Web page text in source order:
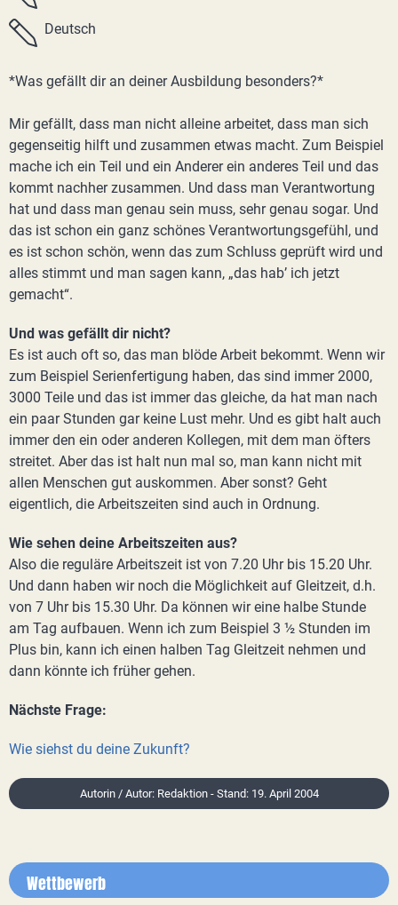
Deutsch
*Was gefällt dir an deiner Ausbildung besonders?*
Mir gefällt, dass man nicht alleine arbeitet, dass man sich
gegenseitig hilft und zusammen etwas macht. Zum Beispiel
mache ich ein Teil und ein Anderer ein anderes Teil und das
kommt nachher zusammen. Und dass man Verantwortung
hat und dass man genau sein muss, sehr genau sogar. Und
das ist schon ein ganz schönes Verantwortungsgefühl, und
es ist schon schön, wenn das zum Schluss geprüft wird und
alles stimmt und man sagen kann, „das hab’ ich jetzt
gemacht“.
Und was gefällt dir nicht?
Es ist auch oft so, das man blöde Arbeit bekommt. Wenn wir
zum Beispiel Serienfertigung haben, das sind immer 2000,
3000 Teile und das ist immer das gleiche, da hat man nach
ein paar Stunden gar keine Lust mehr. Und es gibt halt auch
immer den ein oder anderen Kollegen, mit dem man öfters
streitet. Aber das ist halt nun mal so, man kann nicht mit
allen Menschen gut auskommen. Aber sonst? Geht
eigentlich, die Arbeitszeiten sind auch in Ordnung.
Wie sehen deine Arbeitszeiten aus?
Also die reguläre Arbeitszeit ist von 7.20 Uhr bis 15.20 Uhr.
Und dann haben wir noch die Möglichkeit auf Gleitzeit, d.h.
von 7 Uhr bis 15.30 Uhr. Da können wir eine halbe Stunde
am Tag aufbauen. Wenn ich zum Beispiel 3 ½ Stunden im
Plus bin, kann ich einen halben Tag Gleitzeit nehmen und
dann könnte ich früher gehen.
Nächste Frage:
Wie siehst du deine Zukunft?
Autorin / Autor: Redaktion - Stand: 19. April 2004
Wettbewerb